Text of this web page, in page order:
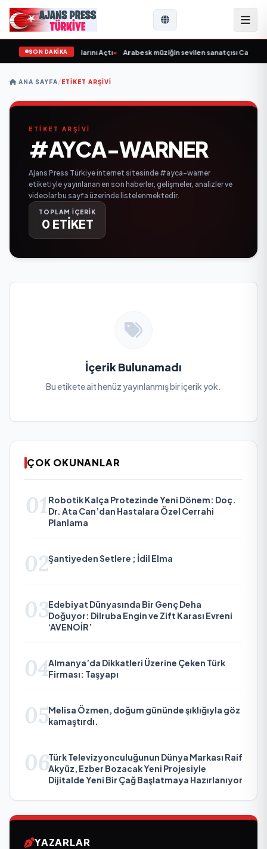
SON DAKİKA
Yenişehir Kapılarını Açtı• Arabesk müziğin sevilen sanatçısı
ANA SAYFA/ETIKET ARŞIVI
ETİKET ARŞİVİ
#AYCA-WARNER
Ajans Press Türkiye internet sitesinde #ayca-warner
etiketiyle yayınlanan en son haberler, gelişmeler, analizler ve
videolar bu sayfa üzerinde listelenmektedir.
TOPLAM İÇERİK
0 ETİKET
İçerik Bulunamadı
Bu etikete ait henüz yayınlanmış bir içerik yok.
ÇOK OKUNANLAR
01 Robotik Kalça Protezinde Yeni Dönem: Doç.
Dr. Ata Can’dan Hastalara Özel Cerrahi
Planlama
02Şantiyeden Setlere ; İdil Elma
03Edebiyat Dünyasında Bir Genç Deha
Doğuyor: Dilruba Engin ve Zift Karası Evreni
‘AVENOİR’
04Almanya’da Dikkatleri Üzerine Çeken Türk
Firması: Taşyapı
05Melisa Özmen, doğum gününde şıklığıyla göz
kamaştırdı.
06Türk Televizyonculuğunun Dünya Markası Raif
Akyüz, Ezber Bozacak Yeni Projesiyle
Dijitalde Yeni Bir Çağ Başlatmaya Hazırlanıyor
YAZARLAR